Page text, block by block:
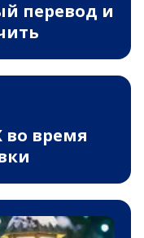
перевод и
время